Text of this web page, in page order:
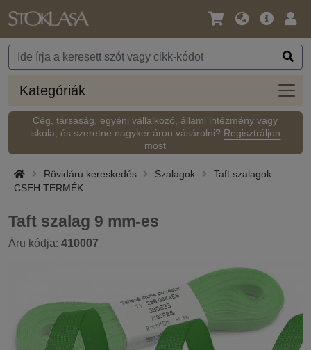
Nyelv
Pénznem
Fő
Kategóriák
Cég, társaság, egyéni vállalkozó, állami intézmény vagy
iskola, és szeretne nagyker áron vásárolni? Regisztráljon
most
Rövidáru kereskedés Szalagok
Taft szalagok
CSEH TERMÉK
Taft szalag 9 mm-es
Áru kódja: 410007